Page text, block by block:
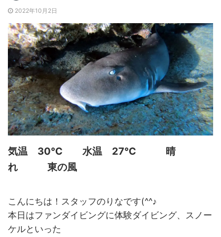
2022年10月2日
気温 30℃ 水温 27℃ 晴
れ 東の風
こんにちは！スタッフのりなです(^^♪
本日はファンダイビングに体験ダイビング、スノー
ケルといった